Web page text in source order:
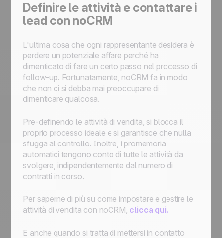
Definire le attività e contattare i
lead con noCRM
L'ultima cosa che ogni rappresentante desidera è
perdere un potenziale affare perché ha
dimenticato di fare un certo passo nel processo di
follow-up. Fortunatamente, noCRM fa in modo
che non ci si debba mai preoccupare di
dimenticare qualcosa.
Pre-definendo le attività di vendita, si blocca il
proprio processo ideale e si garantisce che nulla
sfugga al controllo. Inoltre, i promemoria
automatici tengono conto di tutte le attività da
svolgere, indipendentemente dal numero di
contratti in corso.
Per saperne di più su come impostare e gestire le
attività di vendita con noCRM, clicca qui.
E anche quando si tratta di mettersi in contatto